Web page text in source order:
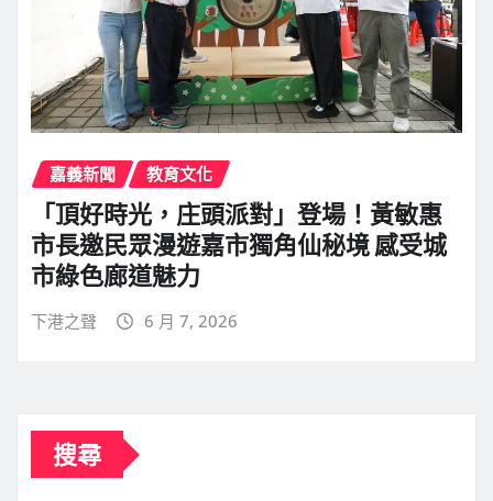
嘉義新聞 教育文化
「頂好時光，庄頭派對」登場！黃敏惠
市長邀民眾漫遊嘉市獨角仙秘境 感受城
市綠色廊道魅力
下港之聲 6 月 7, 2026
搜尋